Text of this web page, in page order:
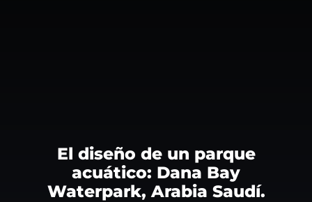
El diseño de un parque
acuático: Dana Bay
Waterpark, Arabia Saudí.